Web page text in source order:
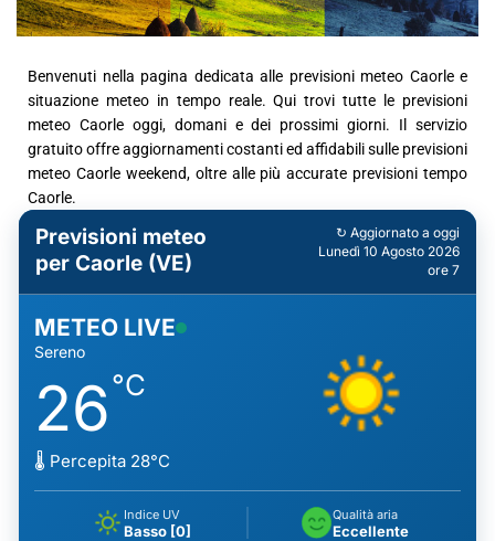
Benvenuti nella pagina dedicata alle previsioni meteo Caorle e
situazione meteo in tempo reale. Qui trovi tutte le previsioni
meteo Caorle oggi, domani e dei prossimi giorni. Il servizio
gratuito offre aggiornamenti costanti ed affidabili sulle previsioni
meteo Caorle weekend, oltre alle più accurate previsioni tempo
Caorle.
Previsioni meteo
per Caorle (VE)
↻ Aggiornato a oggi
Lunedì 10 Agosto 2026
ore 7
METEO LIVE
Sereno
26°C
🌡️ Percepita 28°C
Indice UV
Basso [0]
Qualità aria
Eccellente